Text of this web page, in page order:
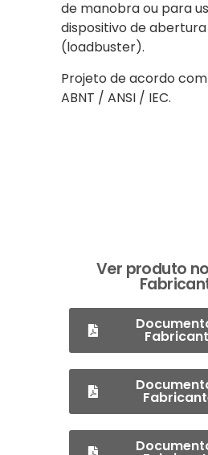
de manobra ou para
dispositivo de
(loadbuster).
Projeto de acordo
ABNT / ANSI / IEC.
Ver produto